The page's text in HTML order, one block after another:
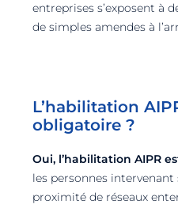
entreprises s’exposent à
de simples amendes à
L’habilitation
obligatoire ?
Oui, l’habilitation AIPR
les personnes
proximité de réseaux